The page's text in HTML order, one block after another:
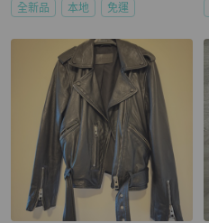
全新品 本地 免運